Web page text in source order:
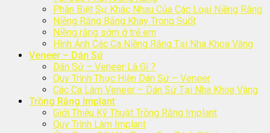
Phân Biệt Sự Khác Nhau Của Các Loại Niềng Răng
Niềng Răng Bằng Khay Trong Suốt
Niềng răng sớm ở trẻ em
Hình Ảnh Các Ca Niềng Răng Tại Nha Khoa Vàng
Veneer – Dán Sứ
Dán Sứ – Veneer Là Gì ?
Quy Trình Thực Hiện Dán Sứ – Veneer
Các Ca Làm Veneer – Dán Sứ Tại Nha Khoa Vàng
Trồng Răng Implant
Giới Thiệu Kỹ Thuật Trồng Răng Implant
Quy Trình Làm Implant